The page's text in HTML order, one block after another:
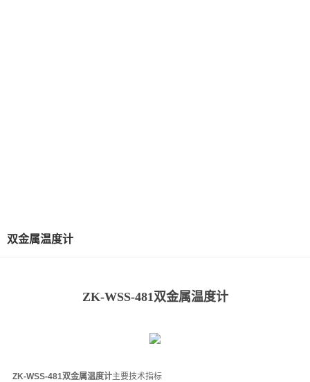
双金属温度计
ZK-WSS-481双金属温度计
ZK-WSS-481双金属温度计主要技术指标